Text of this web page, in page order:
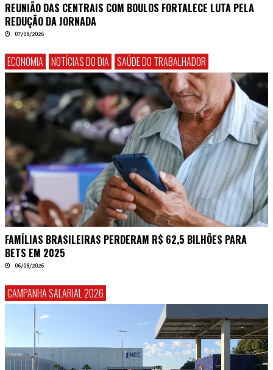
REUNIÃO DAS CENTRAIS COM BOULOS FORTALECE LUTA PELA
REDUÇÃO DA JORNADA
07/08/2026
ECONOMIA NOTÍCIAS DO DIA SAÚDE DO TRABALHADOR
FAMÍLIAS BRASILEIRAS PERDERAM R$ 62,5 BILHÕES PARA
BETS EM 2025
06/08/2026
CAMPANHA SALARIAL 2026